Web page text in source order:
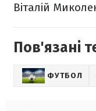
Віталій
Пов'язані
ФУТБОЛ